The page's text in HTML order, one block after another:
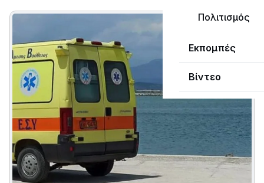
Πολιτισμός
Εκπομπές
Βίντεο